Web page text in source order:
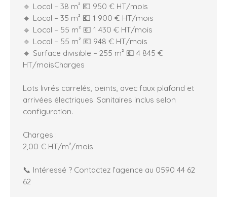
🔹 Local – 38 m² 💶 950 € HT/mois
🔹 Local – 35 m² 💶 1 900 € HT/mois
🔹 Local – 55 m² 💶 1 430 € HT/mois
🔹 Local – 55 m² 💶 948 € HT/mois
🔹 Surface divisible – 255 m² 💶 4 845 €
HT/moisCharges
Lots livrés carrelés, peints, avec faux plafond et
arrivées électriques. Sanitaires inclus selon
configuration.
Charges :
2,00 € HT/m²/mois
📞 Intéressé ? Contactez l’agence au 0590 44 62
62